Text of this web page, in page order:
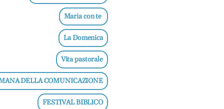
Maria con te
La Domenica
Vita pastorale
DELLA COMUNICAZIONE
FESTIVAL BIBLICO